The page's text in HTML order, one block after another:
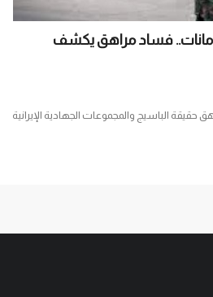
فساد مراهق يكشف
الباسيج والمجموعات الجهادية الإيرانية